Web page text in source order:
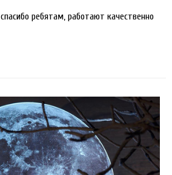
ребятам, работают качественно